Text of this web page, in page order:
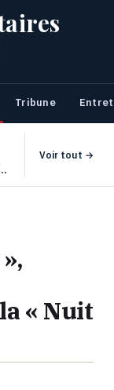
Tribune
Voir tout →
« Nuit